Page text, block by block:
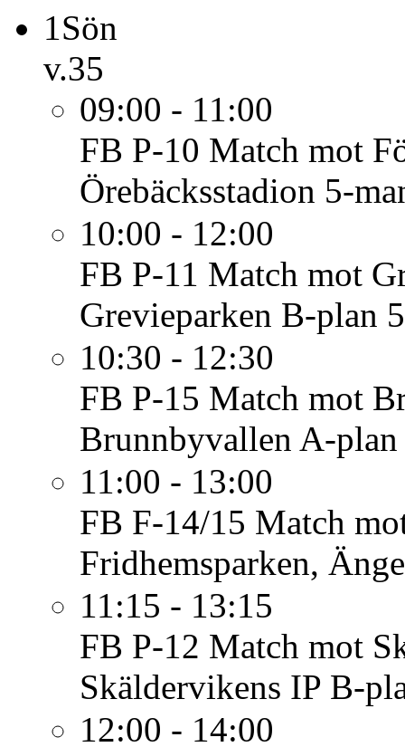
1Sön
v.35
09:00 - 11:00
FB P-10 Match mot
Örebäcksstadion 5-
10:00 - 12:00
FB P-11 Match mot
Grevieparken B-plan
10:30 - 12:30
FB P-15 Match mot
Brunnbyvallen A-plan
11:00 - 13:00
FB F-14/15 Match
Fridhemsparken,
11:15 - 13:15
FB P-12 Match mot
Skäldervikens IP B-
12:00 - 14:00